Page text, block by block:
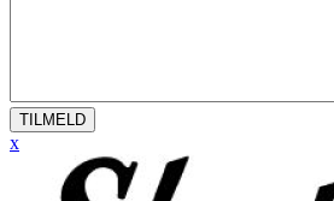
TILMELD
x